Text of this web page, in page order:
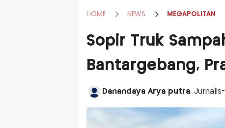
HOME NEWS MEGAPOLITAN
Sopir Truk
Bantargebang,
Danandaya Arya putra,